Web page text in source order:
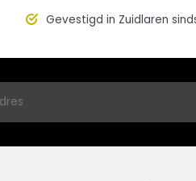
Gevestigd in Zuidlaren